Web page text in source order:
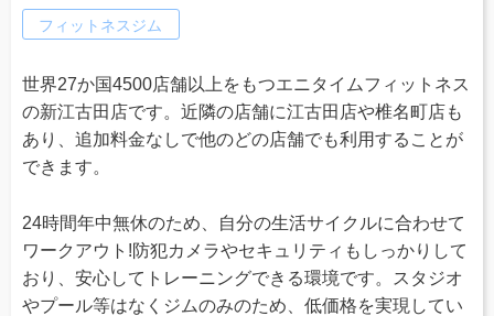
フィットネスジム
世界27か国4500店舗以上をもつエニタイムフィットネス
の新江古田店です。近隣の店舗に江古田店や椎名町店も
あり、追加料金なしで他のどの店舗でも利用することが
できます。
24時間年中無休のため、自分の生活サイクルに合わせて
ワークアウト!防犯カメラやセキュリティもしっかりして
おり、安心してトレーニングできる環境です。スタジオ
やプール等はなくジムのみのため、低価格を実現してい